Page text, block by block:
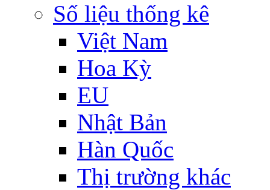
Số liệu thống kê
Việt Nam
Hoa Kỳ
EU
Nhật Bản
Hàn Quốc
Thị trường khác